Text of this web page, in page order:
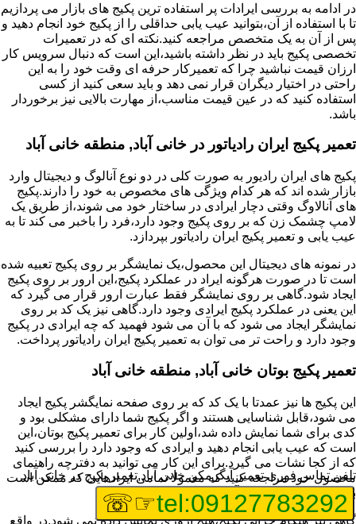
در ادامه به بررسی ایرادات پر استفاده ترین پکیج های بازار می پردازیم
تا با استفاده از آن،بتوانید عیب یابی حداقلی را از پکیج خود انجام دهید و
پس از آن به یک متخصص مراجعه کنید.نکته ای که در تعمیرات
تخصصی پکیج باید در نظر داشته باشید،این است که دنبال سرویس کار
ارزان قیمت نباشید چرا که تعمیرکار حرفه ای وقت خود را به این
راحتی در اختیار دیگران قرار نمی دهد و باید سعی کنید از کسی
استفاده کنید که در عین قیمت مناسب،از مهارت بالایی نیز برخوردار
باشد.
تعمیر پکیج ایران رادیاتور در خانی آباد, منطقه خانی آباد
پکیج های ایران رادیور به صورت کلی در دو نوع آنالوگ و دیجیتال وارد
بازار شده اند که هر کدام ویژگی های مخصوص به خود را دارند.پکیج
های آنالاوگ وقتی دچار ایرادی در ساختار خود می شوند،از طریق یک
لامپ چشمک زن که بر روی پکیج وجود دارد،فرد را باخبر می کند تا به
عیب یابی و تعمیر پکیج ایران رادیاتور بپردازد.
در نمونه های دیجیتال این محصول،یک نمایشگر بر روی پکیج تعبیه شده
است تا در صورت هرگونه ایراد در عملکرد پکیج،این ارور بر روی پکیج
ایجاد شود.گاهی بر روی نمایشگر فقط عبارت ارور قرار می گیرد که
این یعنی در عملکرد پکیج ایرادی وجود دارد.گاهی نیز یک کد بر روی
نمایشگر ایجاد می شود که با آن می شود فهمید که چه ایرادی در پکیج
وجود دارد و راحت تر می توان به تعمیر پکیج ایران رادیاتور پرداخت.
تعمیر پکیج بوتان خانی آباد, منطقه خانی آباد
این پکیج ها نیز عمدتا با یک کد که بر روی صفحه نمایگشر پکیج ایجاد
می شود،قابل شناسایی هستند و اگر پکیج شما دارای مشکلی بود و
کدی برای شما نمایش داده شد،اولین کار برای تعمیر پکیج بوتان،این
است که عیب یابی انجام دهید و ایرادی که وجود دارد را بررسی کنید
که از کجا نشات می گیرد.برای این کار می توانید به دفترچه راهنمای
محصول خود مراجعه کنید که معمولا تمامی ایرادهایی که ممکن است
برای پکیج پیش بیاید در آن قرار گرفته است.
گاهی نیز هنگام خرابی پکیج،هیچ اروری نمایش داده نمی شود.در واقع
تلفن تماس فوریتعمیر آبگرمکن خانی آباد,تعمیر پکیج در خانی آباد
tel:09127783292
☞☏